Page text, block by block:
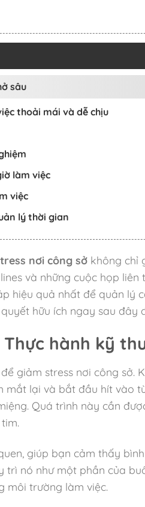
sâu
thoải mái và dễ chịu
làm việc
việc
lý thời gian
nơi công sởkhông chỉ
và những cuộc họp
hiệu quả nhất để quản lý
hữu ích ngay sau
hành kỹ
giảm stress nơi công sở.
lại và bắt đầu hít vào
Quá trình này cần
giúp bạn cảm thấy
nó như một phần của
môi trường làm việc.